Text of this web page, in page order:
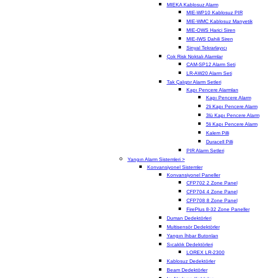
MIEKA Kablosuz Alarm
MIE-WP10 Kablosuz PIR
MIE-WMC Kablosuz Manyetik
MIE-OWS Harici Siren
MIE-IWS Dahili Siren
Sinyal Tekrarlayıcı
Çok Risk Noktalı Alarmlar
CAM-SP12 Alarm Seti
LR-AW20 Alarm Seti
Tak Çalıştır Alarm Setleri
Kapı Pencere Alarmları
Kapı Pencere Alarm
2li Kapı Pencere Alarm
3lü Kapı Pencere Alarm
5li Kapı Pencere Alarm
Kalem Pilli
Duracell Pilli
PIR Alarm Setleri
Yangın Alarm Sistemleri >
Konvansiyonel Sistemler
Konvansiyonel Paneller
CFP702 2 Zone Panel
CFP704 4 Zone Panel
CFP708 8 Zone Panel
FirePlus 8-32 Zone Paneller
Duman Dedektörleri
Multisensör Dedektörler
Yangın İhbar Butonları
Sıcaklık Dedektörleri
LOREX LR-2300
Kablosuz Dedektörler
Beam Dedektörler